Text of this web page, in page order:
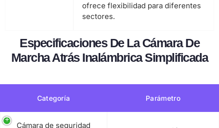
ofrece flexibilidad para diferentes
sectores.
Especificaciones De La Cámara De
Marcha Atrás Inalámbrica Simplificada
Categoría Parámetro
Cámara de seguridad